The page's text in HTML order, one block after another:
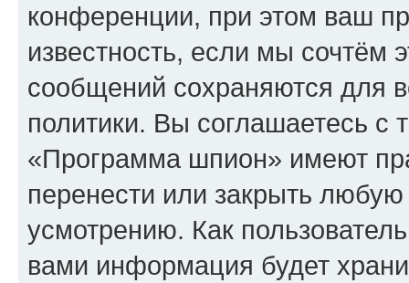
конференции, при этом ваш
известность, если мы сочтём
сообщений сохраняются для
политики. Вы соглашаетесь
«Программа шпион» имеют
перенести или закрыть
усмотрению. Как
вами информация будет